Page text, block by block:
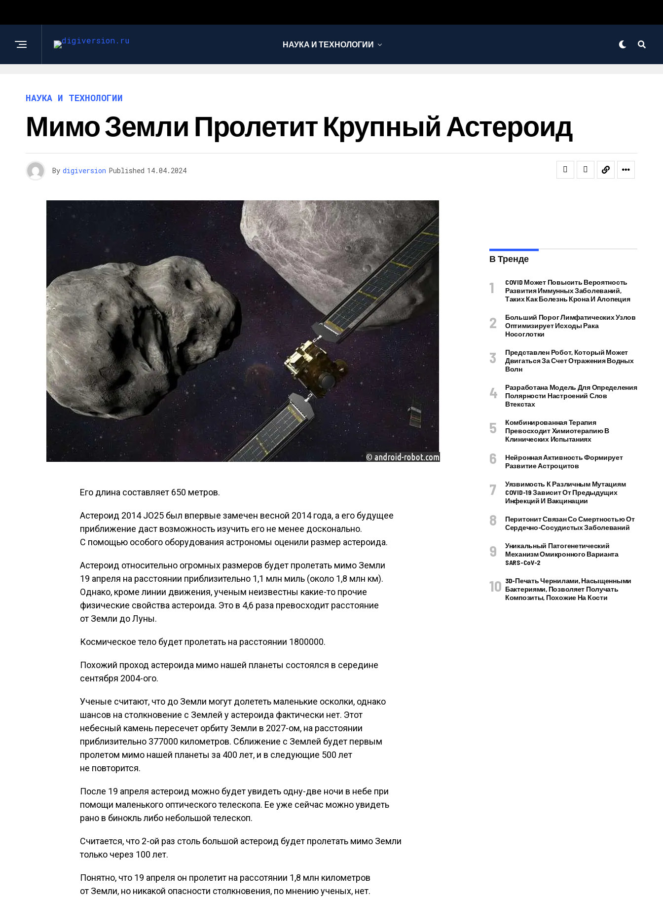
НАУКА И ТЕХНОЛОГИИ
НАУКА И ТЕХНОЛОГИИ
Мимо Земли Пролетит Крупный Астероид
By digiversion Published 14.04.2024
Его длина составляет 650 метров.
Астероид 2014 JO25 был впервые замечен весной 2014 года, а его будущее
приближение даст возможность изучить его не менее досконально.
С помощью особого оборудования астрономы оценили размер астероида.
Астероид относительно огромных размеров будет пролетать мимо Земли
19 апреля на расстоянии приблизительно 1,1 млн миль (около 1,8 млн км).
Однако, кроме линии движения, ученым неизвестны какие-то прочие
физические свойства астероида. Это в 4,6 раза превосходит расстояние
от Земли до Луны.
Космическое тело будет пролетать на расстоянии 1800000.
Похожий проход астероида мимо нашей планеты состоялся в середине
сентября 2004-ого.
Ученые считают, что до Земли могут долететь маленькие осколки, однако
шансов на столкновение с Землей у астероида фактически нет. Этот
небесный камень пересечет орбиту Земли в 2027-ом, на расстоянии
приблизительно 377000 километров. Сближение с Землей будет первым
пролетом мимо нашей планеты за 400 лет, и в следующие 500 лет
не повторится.
После 19 апреля астероид можно будет увидеть одну-две ночи в небе при
помощи маленького оптического телескопа. Ее уже сейчас можно увидеть
рано в бинокль либо небольшой телескоп.
Считается, что 2-ой раз столь большой астероид будет пролетать мимо Земли
только через 100 лет.
Понятно, что 19 апреля он пролетит на рассотянии 1,8 млн километров
от Земли, но никакой опасности столкновения, по мнению ученых, нет.
В Тренде
COVID Может Повысить Вероятность
Развития Иммунных Заболеваний,
Таких Как Болезнь Крона И Алопеция
Больший Порог Лимфатических Узлов
Оптимизирует Исходы Рака
Носоглотки
Представлен Робот, Который Может
Двигаться За Счет Отражения Водных
Волн
Разработана Модель Для Определения
Полярности Настроений Слов
Втекстах
Комбинированная Терапия
Превосходит Химиотерапию В
Клинических Испытаниях
Нейронная Активность Формирует
Развитие Астроцитов
Уязвимость К Различным Мутациям
COVID-19 Зависит От Предыдущих
Инфекций И Вакцинации
Перитонит Связан Со Смертностью От
Сердечно-Сосудистых Заболеваний
Уникальный Патогенетический
Механизм Омикронного Варианта
SARS-CoV-2
3D-Печать Чернилами, Насыщенными
Бактериями, Позволяет Получать
Композиты, Похожие На Кости